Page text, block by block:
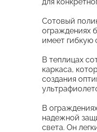
Сотовый
ограждениях
имеет гибкую
В теплицах
каркаса,
создания
В
надежной
света. Он